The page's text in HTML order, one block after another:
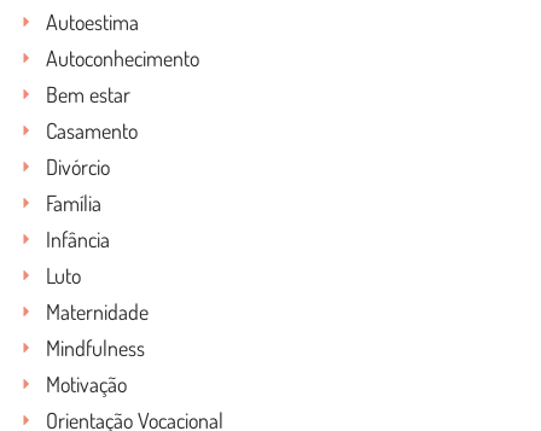
Autoestima
Autoconhecimento
Bem estar
Casamento
Divórcio
Família
Infância
Luto
Maternidade
Mindfulness
Motivação
Orientação Vocacional